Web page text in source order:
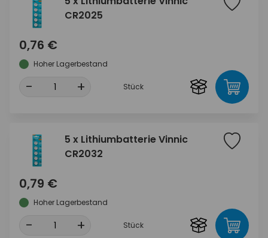
CR2025
0,76 €
Hoher Lagerbestand
- + Stück
5 x Lithiumbatterie Vinnic
CR2032
0,79 €
Hoher Lagerbestand
- + Stück